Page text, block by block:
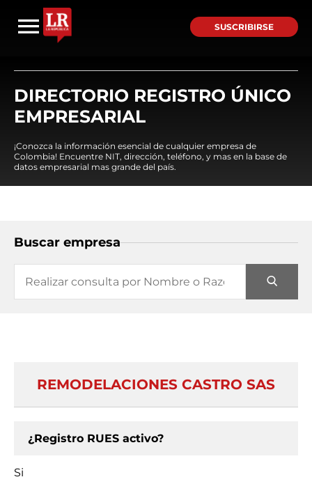
SUSCRIBIRSE
DIRECTORIO REGISTRO ÚNICO
EMPRESARIAL
¡Conozca la información esencial de cualquier empresa de
Colombia! Encuentre NIT, dirección, teléfono, y mas en la base de
datos empresarial mas grande del país.
Buscar empresa
REMODELACIONES CASTRO SAS
¿Registro RUES activo?
Si